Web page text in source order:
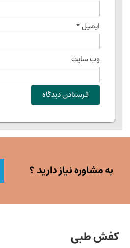
ایمیل*
وب‌ سایت
به مشاوره نیاز دارید ؟
کفش طبی